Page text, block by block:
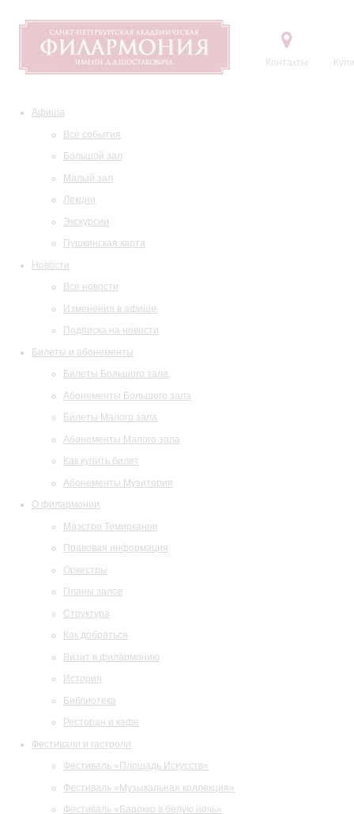
Контакты
Афиша
Все события
Большой зал
Малый зал
Лекции
Экскурсии
Пушкинская карта
Новости
Все новости
Изменения в афише
Подписка на новости
Билеты и абонементы
Билеты Большого зала
Абонементы Большого зала
Билеты Малого зала
Абонементы Малого зала
Как купить билет
Абонементы Музитория
О филармонии
Маэстро Темирканов
Правовая информация
Оркестры
Планы залов
Структура
Как добраться
Визит в филармонию
История
Библиотека
Ресторан и кафе
Фестивали и гастроли
Фестиваль «Площадь Искусств»
Фестиваль «Музыкальная коллекция»
Фестиваль «Барокко в белую ночь»